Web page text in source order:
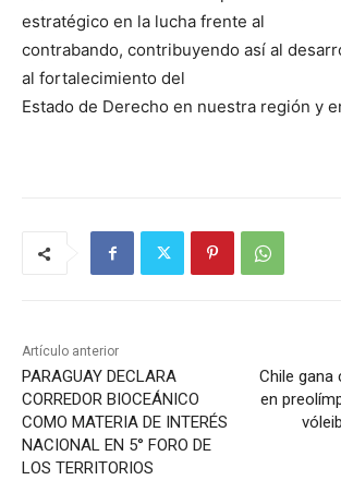
estratégico en la lucha frente al
contrabando, contribuyendo así al
al fortalecimiento del
Estado de Derecho en nuestra región y
Artículo anterior
PARAGUAY DECLARA
CORREDOR BIOCEÁNICO
COMO MATERIA DE INTERÉS
NACIONAL EN 5° FORO DE
LOS TERRITORIOS
Chile gana
en